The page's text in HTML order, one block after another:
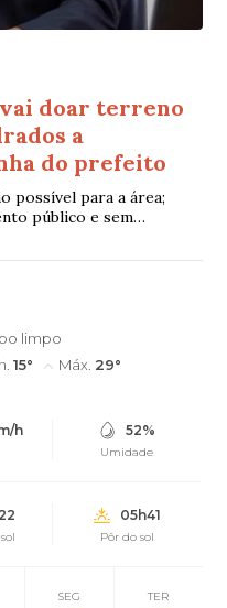
vai doar terreno
a
do prefeito
possível para a área;
público e sem
limpo
15° Máx. 29°
h 52%
Umidade
05h41
Pôr do sol
SEG TER